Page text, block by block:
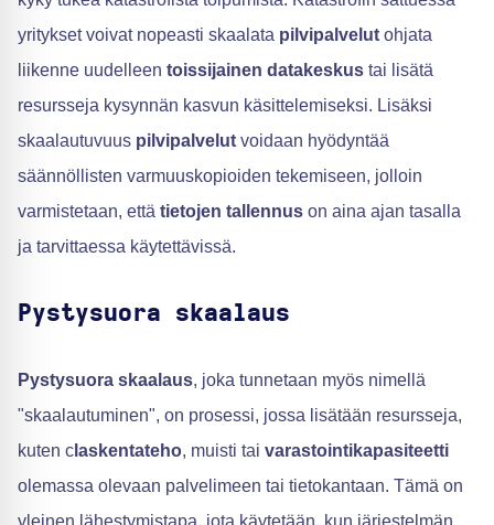
yritykset voivat nopeasti skaalata pilvipalvelut ohjata
liikenne uudelleen toissijainen datakeskus tai lisätä
resursseja kysynnän kasvun käsittelemiseksi. Lisäksi
skaalautuvuus pilvipalvelut voidaan hyödyntää
säännöllisten varmuuskopioiden tekemiseen, jolloin
varmistetaan, että tietojen tallennus on aina ajan tasalla
ja tarvittaessa käytettävissä.
Pystysuora skaalaus
Pystysuora skaalaus, joka tunnetaan myös nimellä
"skaalautuminen", on prosessi, jossa lisätään resursseja,
kuten c laskentateho, muisti tai varastointikapasiteetti
olemassa olevaan palvelimeen tai tietokantaan. Tämä on